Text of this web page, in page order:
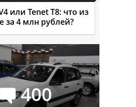
или Tenet T8: что из
за 4 млн рублей?
400